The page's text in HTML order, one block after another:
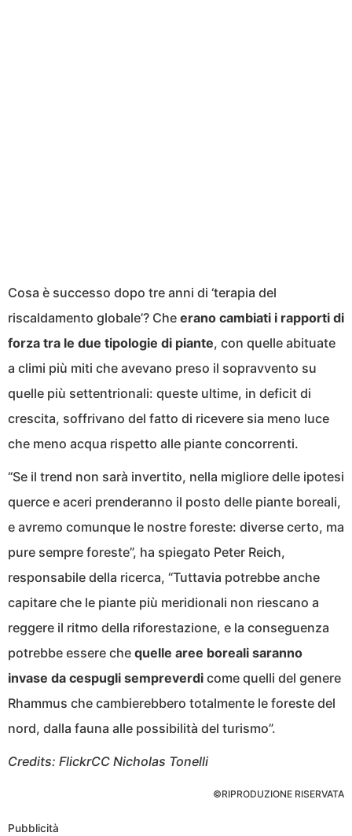
Cosa è successo dopo tre anni di ‘terapia del
riscaldamento globale’? Che erano cambiati i rapporti di
forza tra le due tipologie di piante, con quelle abituate
a climi più miti che avevano preso il sopravvento su
quelle più settentrionali: queste ultime, in deficit di
crescita, soffrivano del fatto di ricevere sia meno luce
che meno acqua rispetto alle piante concorrenti.
“Se il trend non sarà invertito, nella migliore delle ipotesi
querce e aceri prenderanno il posto delle piante boreali,
e avremo comunque le nostre foreste: diverse certo, ma
pure sempre foreste”, ha spiegato Peter Reich,
responsabile della ricerca, “Tuttavia potrebbe anche
capitare che le piante più meridionali non riescano a
reggere il ritmo della riforestazione, e la conseguenza
potrebbe essere che quelle aree boreali saranno
invase da cespugli sempreverdi come quelli del genere
Rhammus che cambierebbero totalmente le foreste del
nord, dalla fauna alle possibilità del turismo”.
Credits: FlickrCC Nicholas Tonelli
©RIPRODUZIONE RISERVATA
Pubblicità